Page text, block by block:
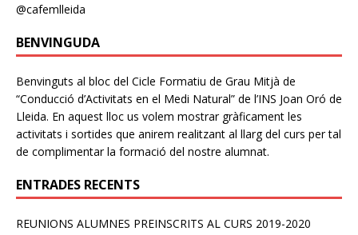
@cafemlleida
BENVINGUDA
Benvinguts al bloc del Cicle Formatiu de Grau Mitjà de
“Conducció d’Activitats en el Medi Natural” de l’INS Joan Oró de
Lleida. En aquest lloc us volem mostrar gràficament les
activitats i sortides que anirem realitzant al llarg del curs per tal
de complimentar la formació del nostre alumnat.
ENTRADES RECENTS
REUNIONS ALUMNES PREINSCRITS AL CURS 2019-2020